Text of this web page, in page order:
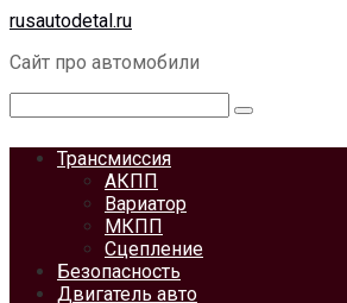
Перейти
контенту
rusautodetal.ru
Сайт про автомобили
Трансмиссия
АКПП
Вариатор
МКПП
Сцепление
Безопасность
Двигатель авто